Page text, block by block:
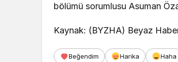
bölümü sorumlusu Asuman
Kaynak: (BYZHA) Beyaz
Beğendim Harika Haha